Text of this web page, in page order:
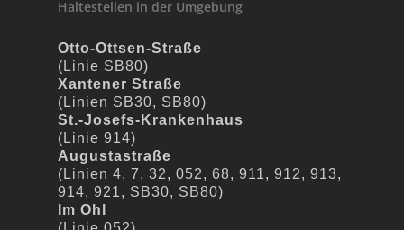
Haltestellen in der Umgebung
Otto-Ottsen-Straße
(Linie SB80)
Xantener Straße
(Linien SB30, SB80)
St.-Josefs-Krankenhaus
(Linie 914)
Augustastraße
(Linien 4, 7, 32, 052, 68, 911, 912, 913,
914, 921, SB30, SB80)
Im Ohl